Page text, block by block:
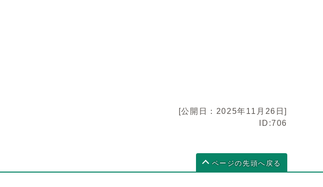
[公開日：2025年11月26日]
ID:706
ページの先頭へ戻る